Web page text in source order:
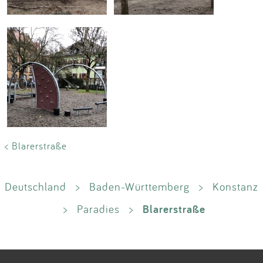
< Blarerstraße
Deutschland > Baden-Württemberg >
Konstanz
>
Paradies > Blarerstraße